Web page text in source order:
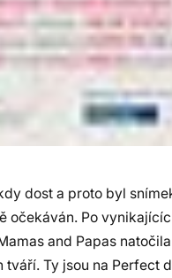
dost a proto byl
očekáván. Po
and Papas
Ty jsou na Perfect